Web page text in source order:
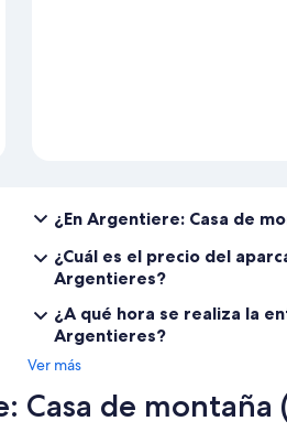
¿En Argentiere: Casa de
¿Cuál es el precio del
Argentieres?
¿A qué hora se realiza la
Argentieres?
Ver más
Casa de